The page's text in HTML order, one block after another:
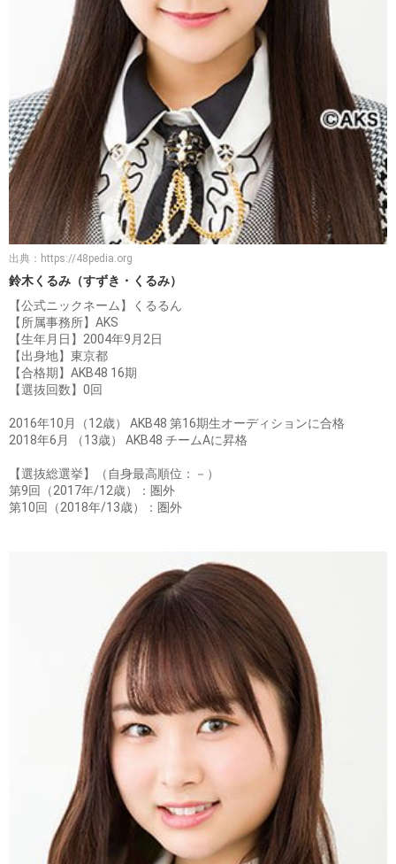
出典： https://48pedia.org
鈴木くるみ（すずき・くるみ）
【公式ニックネーム】くるるん
【所属事務所】AKS
【生年月日】2004年9月2日
【出身地】東京都
【合格期】AKB48 16期
【選抜回数】0回
2016年10月（12歳） AKB48 第16期生オーディションに合格
2018年6月 （13歳） AKB48 チームAに昇格
【選抜総選挙】（自身最高順位：－）
第9回（2017年/12歳）：圏外
第10回（2018年/13歳）：圏外